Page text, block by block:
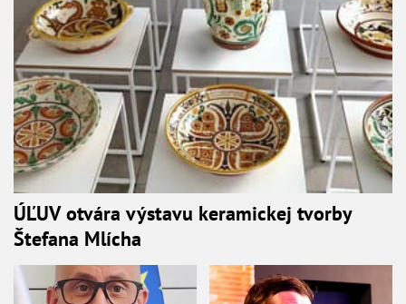
ÚĽUV otvára výstavu keramickej tvorby
Štefana Mlícha